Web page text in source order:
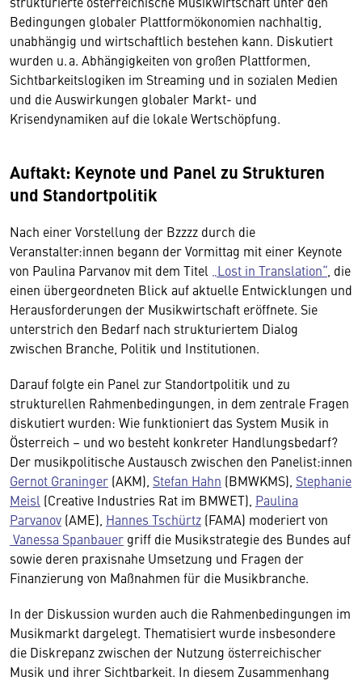
Bedingungen globaler Plattformökonomien nachhaltig,
unabhängig und wirtschaftlich bestehen kann. Diskutiert
wurden u. a. Abhängigkeiten von großen Plattformen,
Sichtbarkeitslogiken im Streaming und in sozialen Medien
und die Auswirkungen globaler Markt- und
Krisendynamiken auf die lokale Wertschöpfung.
Auftakt: Keynote und Panel zu Strukturen
und Standortpolitik
Nach einer Vorstellung der Bzzzz durch die
Veranstalter:innen begann der Vormittag mit einer Keynote
von Paulina Parvanov mit dem Titel
„Lost in Translation“ , die
einen übergeordneten Blick auf aktuelle Entwicklungen und
Herausforderungen der Musikwirtschaft eröffnete. Sie
unterstrich den Bedarf nach strukturiertem Dialog
zwischen Branche, Politik und Institutionen.
Darauf folgte ein Panel zur Standortpolitik und zu
strukturellen Rahmenbedingungen, in dem zentrale Fragen
diskutiert wurden: Wie funktioniert das System Musik in
Österreich – und wo besteht konkreter Handlungsbedarf?
Der musikpolitische Austausch zwischen den Panelist:innen
Gernot Graninger (AKM), Stefan Hahn (BMWKMS), Stephanie
Meisl (Creative Industries Rat im BMWET), Paulina
Parvanov (AME), Hannes Tschürtz (FAMA) moderiert von
Vanessa Spanbauer griff die Musikstrategie des Bundes auf
sowie deren praxisnahe Umsetzung und Fragen der
Finanzierung von Maßnahmen für die Musikbranche.
In der Diskussion wurden auch die Rahmenbedingungen im
Musikmarkt dargelegt. Thematisiert wurde insbesondere
die Diskrepanz zwischen der Nutzung österreichischer
Musik und ihrer Sichtbarkeit. In diesem Zusammenhang